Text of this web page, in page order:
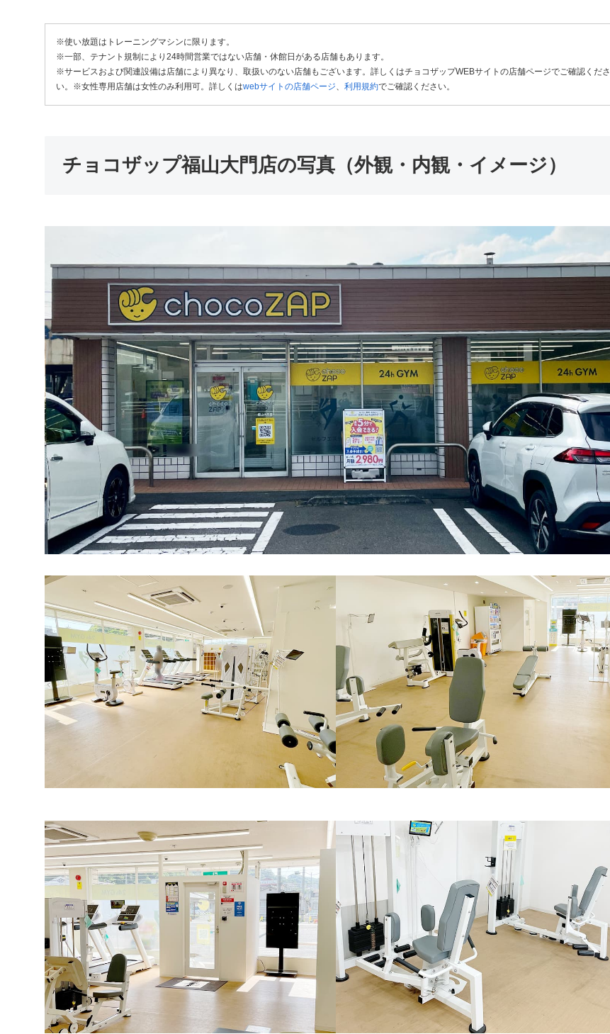
※使い放題はトレーニングマシンに限ります。
※一部、テナント規制により24時間営業ではない店舗・休館日がある店舗もあります。
※サービスおよび関連設備は店舗により異なり、取扱いのない店舗もございます。詳しくはチョコザップWEBサイトの店舗ページでご確認くださ
い。※女性専用店舗は女性のみ利用可。詳しくはwebサイトの店舗ページ 利用規約でご確認ください。
チョコザップ福山大門店の写真（外観・内観・イメージ）